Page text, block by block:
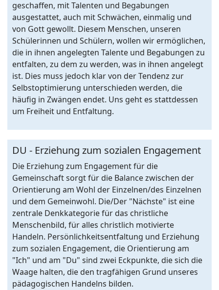
geschaffen, mit Talenten und Begabungen
ausgestattet, auch mit Schwächen, einmalig und
von Gott gewollt. Diesem Menschen, unseren
Schülerinnen und Schülern, wollen wir ermöglichen,
die in ihnen angelegten Talente und Begabungen zu
entfalten, zu dem zu werden, was in ihnen angelegt
ist. Dies muss jedoch klar von der Tendenz zur
Selbstoptimierung unterschieden werden, die
häufig in Zwängen endet. Uns geht es stattdessen
um Freiheit und Entfaltung.
DU - Erziehung zum sozialen Engagement
Die Erziehung zum Engagement für die
Gemeinschaft sorgt für die Balance zwischen der
Orientierung am Wohl der Einzelnen/des Einzelnen
und dem Gemeinwohl. Die/Der "Nächste" ist eine
zentrale Denkkategorie für das christliche
Menschenbild, für alles christlich motivierte
Handeln. Persönlichkeitsentfaltung und Erziehung
zum sozialen Engagement, die Orientierung am
"Ich" und am "Du" sind zwei Eckpunkte, die sich die
Waage halten, die den tragfähigen Grund unseres
pädagogischen Handelns bilden.